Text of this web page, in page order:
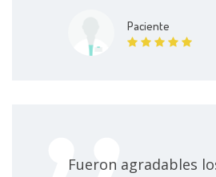
Paciente
Fueron agradables